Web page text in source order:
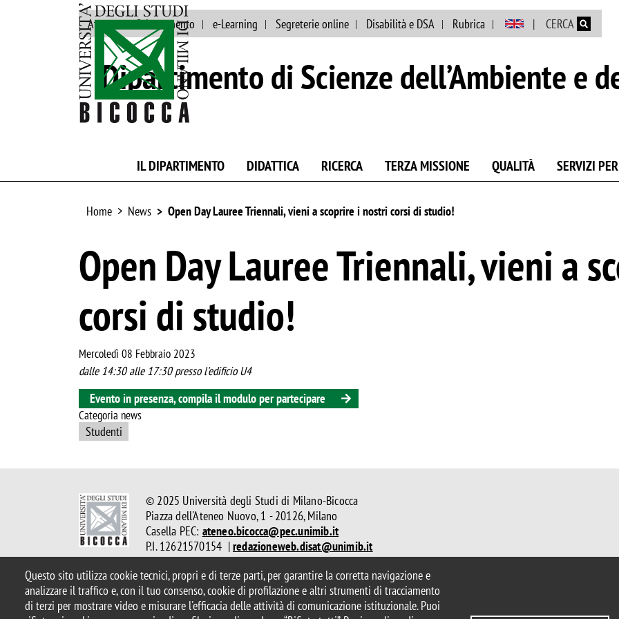
Salta al contenuto principale
Questo sito utilizza cookie tecnici, propri e di terze parti, per garantire la corretta navigazione e
analizzare il traffico e, con il tuo consenso, cookie di profilazione e altri strumenti di tracciamento
di terzi per mostrare video e misurare l'efficacia delle attività di comunicazione istituzionale. Puoi
Ateneo Orientamento e-Learning Segreterie online Disabilità e DSA Rubrica CERCA
Dipartimento di Scienze dell’Ambiente e
IL DIPARTIMENTO DIDATTICA RICERCA TERZA MISSIONE QUALITÀ SERVIZI
Home News Open Day Lauree Triennali, vieni a scoprire i nostri corsi di studio!
Open Day Lauree Triennali, vieni a
corsi di studio!
Mercoledì 08 Febbraio 2023
dalle 14:30 alle 17:30 presso l'edificio U4
Evento in presenza, compila il modulo per partecipare
Categoria news
Studenti
© 2025 Università degli Studi di Milano-Bicocca
Piazza dell'Ateneo Nuovo, 1 - 20126, Milano
Casella PEC: ateneo.bicocca@pec.unimib.it
P.I. 12621570154 |redazioneweb.disat@unimib.it
Note legali Privacy e cookie policy Amministrazione trasparente Dichiarazione di accessibilità
Accessibilità Statistiche di accesso Rivedi le tue scelte sui cookie